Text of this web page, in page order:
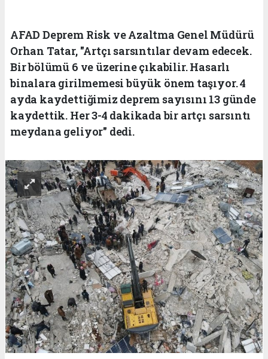
AFAD Deprem Risk ve Azaltma Genel Müdürü
Orhan Tatar, "Artçı sarsıntılar devam edecek.
Bir bölümü 6 ve üzerine çıkabilir. Hasarlı
binalara girilmemesi büyük önem taşıyor. 4
ayda kaydettiğimiz deprem sayısını 13 günde
kaydettik. Her 3-4 dakikada bir artçı sarsıntı
meydana geliyor" dedi.